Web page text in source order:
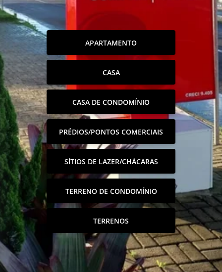
APARTAMENTO
CASA
CASA DE CONDOMÍNIO
PRÉDIOS/PONTOS COMERCIAIS
SÍTIOS DE LAZER/CHÁCARAS
TERRENO DE CONDOMÍNIO
TERRENOS